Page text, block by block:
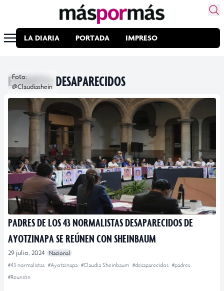
LA DIARIA PORTADA IMPRESO
ETIQUETA: DESAPARECIDOS
Foto:
@Claudiashein
PADRES DE LOS 43 NORMALISTAS DESAPARECIDOS DE
AYOTZINAPA SE REÚNEN CON SHEINBAUM
29 julio, 2024
Nacional
#43 normalistas #Ayotzinapa #Claudia Sheinbaum #desaparecidos #padres
#Reunión